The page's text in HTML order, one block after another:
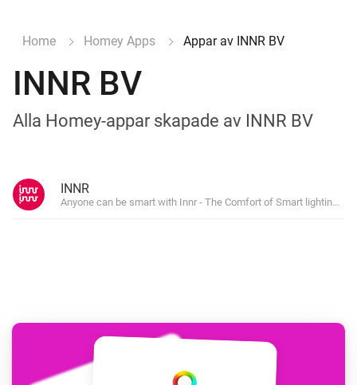
Home Homey Apps Appar av INNR BV
INNR BV
Alla Homey-appar skapade av INNR BV
INNR
Anyone can be smart with Innr - The Comfort of Smart lighting for